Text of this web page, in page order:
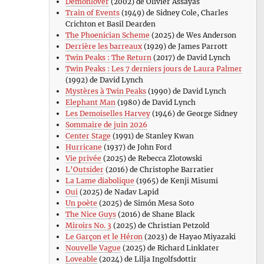
Train of Events(1949) de Sidney Cole, Charles
Crichton et Basil Dearden
The Phoenician Scheme (2025) de Wes Anderson
Derrière les barreaux(1929) de James Parrott
Twin Peaks : The Return(2017) de David Lynch
Twin Peaks : Les 7 derniers jours de Laura Palmer
(1992) de David Lynch
Mystères à Twin Peaks(1990) de David Lynch
Elephant Man(1980) de David Lynch
Les Demoiselles Harvey(1946) de George Sidney
Sommaire de juin 2026
Center Stage (1991) de Stanley Kwan
Hurricane (1937) de John Ford
Vie privée (2025) de Rebecca Zlotowski
L’Outsider(2016) de Christophe Barratier
La Lame diabolique (1965) de Kenji Misumi
Oui(2025) de Nadav Lapid
Un poète (2025) de Simón Mesa Soto
The Nice Guys(2016) de Shane Black
Miroirs No. 3 (2025) de Christian Petzold
Le Garçon et le Héron(2023) de Hayao Miyazaki
Nouvelle Vague (2025) de Richard Linklater
Loveable (2024) de Lilja Ingolfsdottir